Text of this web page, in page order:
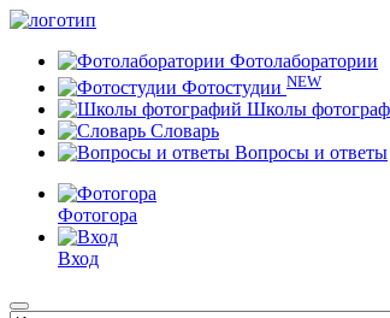
Фотолаборатории
Фотостудии NEW
Школы
Словарь
Вопросы и ответы
Фотогора
Вход